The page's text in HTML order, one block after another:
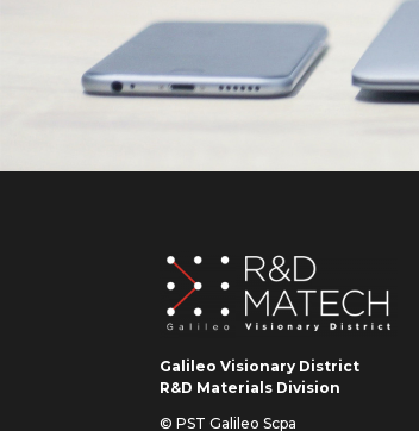
Galileo Visionary District
R&D Materials Division
© PST Galileo Scpa